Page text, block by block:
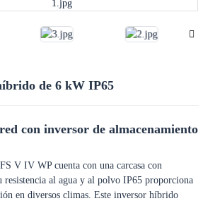
de 6 kW IP65
con inversor de almacenamiento
V IV WP cuenta con una carcasa con
resistencia al agua y al polvo IP65 proporciona
en diversos climas. Este inversor híbrido